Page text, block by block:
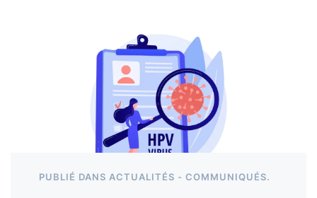
PUBLIÉ DANS ACTUALITÉS - COMMUNIQUÉS.